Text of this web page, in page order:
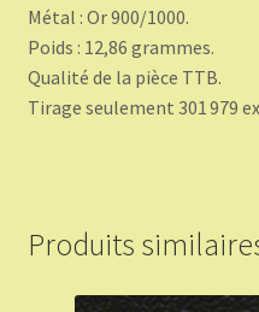
Métal : Or 900/1000.
Poids : 12,86 grammes.
Qualité de la pièce TTB.
Tirage seulement 301 979
Produits